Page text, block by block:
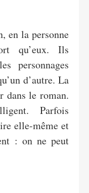
en la personne
qu’eux. Ils
personnages
d’autre. La
dans le roman.
Parfois
elle-même et
: on ne peut